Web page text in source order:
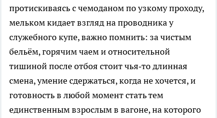
протискиваясь с чемоданом по узкому проходу,
мельком кидает взгляд на проводника у
служебного купе, важно помнить: за чистым
бельём, горячим чаем и относительной
тишиной после отбоя стоит чья‑то длинная
смена, умение сдержаться, когда не хочется, и
готовность в любой момент стать тем
единственным взрослым в вагоне, на которого